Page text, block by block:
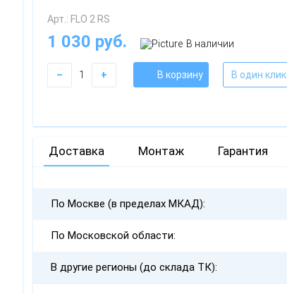
Арт.: FLO 2 RS
1 030 руб. В наличии
– 1 + В корзину В один клик
Доставка Монтаж Гарантия
По Москве (в пределах МКАД):
По Московской области:
В другие регионы (до склада ТК):